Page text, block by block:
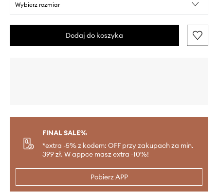
Wybierz rozmiar
Dodaj do koszyka
FINAL SALE%
*extra -5% z kodem: OFF przy zakupach za min.
399 zł. W appce masz extra -10%!
Pobierz APP